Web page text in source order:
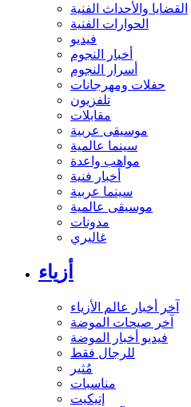
القضايا والأحداث الفنية
الحوارات الفنية
فيديو
أخبار النجوم
أسرار النجوم
حفلات ومهرجانات
تلفزيون
مقابلات
موسيقى عربية
سينما عالمية
مواهب واعدة
أخبار فنية
سينما عربية
موسيقى عالمية
مدونات
غاليري
أزياء
آخر أخبار عالم الأزياء
آخر صيحات الموضة
فيديو أخبار الموضة
للرجال فقط
مُثير
مناسبات
إتيكيت